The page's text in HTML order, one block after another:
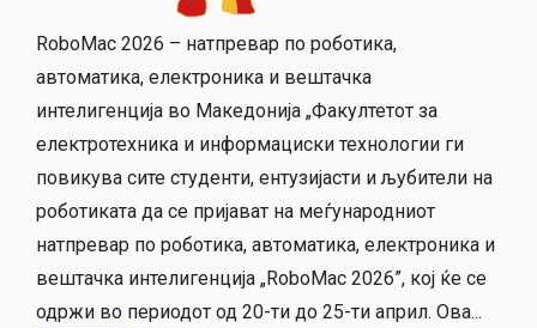
RoboMac 2026 – натпревар по роботика,
автоматика, електроника и вештачка
интелигенција во Македонија „Факултетот за
електротехника и информациски технологии ги
повикува сите студенти, ентузијасти и љубители на
роботиката да се пријават на меѓународниот
натпревар по роботика, автоматика, електроника и
вештачка интелигенција „RoboMac 2026”, кој ќе се
одржи во периодот од 20-ти до 25-ти април. Ова...